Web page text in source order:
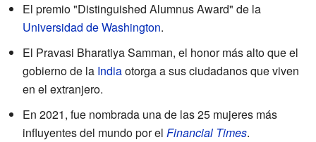
El premio "Distinguished Alumnus Award" de la
Universidad de Washington.
El Pravasi Bharatiya Samman, el honor más alto que el
gobierno de la Indiaotorga a sus ciudadanos que viven
en el extranjero.
En 2021, fue nombrada una de las 25 mujeres más
influyentes del mundo por el Financial Times.